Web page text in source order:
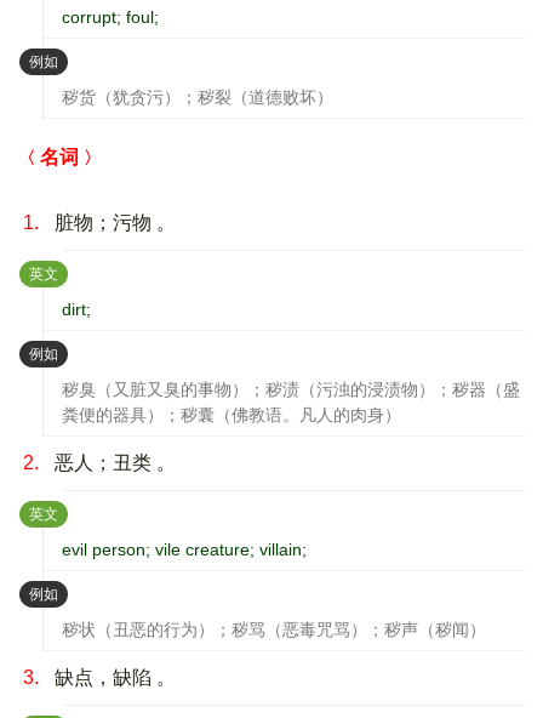
corrupt; foul;
例如 ：
秽货（犹贪污）；秽裂（道德败坏）
名词
1. 脏物；污物 。
英文 ：
dirt;
例如 ：
秽臭（又脏又臭的事物）；秽渍（污浊的浸渍物）；秽器（盛
粪便的器具）；秽囊（佛教语。凡人的肉身）
2. 恶人；丑类 。
英文 ：
evil person; vile creature; villain;
例如 ：
秽状（丑恶的行为）；秽骂（恶毒咒骂）；秽声（秽闻）
3. 缺点，缺陷 。